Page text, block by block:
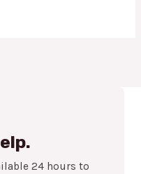
24 hours to